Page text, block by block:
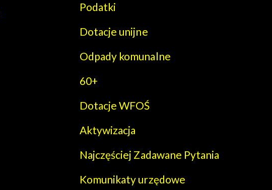
Podatki
Dotacje unijne
Odpady komunalne
60+
Dotacje WFOŚ
Aktywizacja
Najczęściej Zadawane Pytania
Komunikaty urzędowe